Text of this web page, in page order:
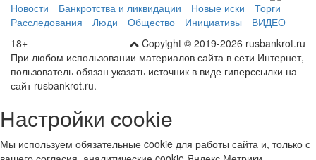
Новости Банкротства и ликвидации Новые иски
Торги
Расследования
Люди Общество Инициативы
ВИДЕО
Copyight © 2019-2026 rusbankrot.ru
18+
При любом использовании материалов сайта в сети Интернет,
пользователь обязан указать источник в виде гиперссылки на
сайт rusbankrot.ru.
Настройки cookie
Мы используем обязательные cookie для работы сайта и, только с